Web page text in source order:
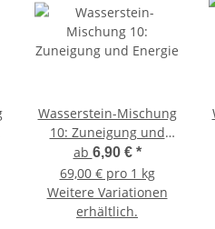
Wasserstein-Mischung
10: Zuneigung und
Energie
ab 6,90 € *
69,00 € pro 1 kg
Weitere Variationen
erhältlich.